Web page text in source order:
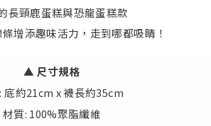
長頸鹿蛋糕與恐龍蛋糕款
增添趣味活力，走到哪都吸睛！
▲ 尺寸規格
底約21cm x 襪長約35cm
材質: 100%聚脂纖維